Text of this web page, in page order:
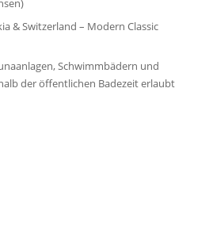
& Switzerland – Modern Classic
Schwimmbädern und
der öffentlichen Badezeit erlaubt